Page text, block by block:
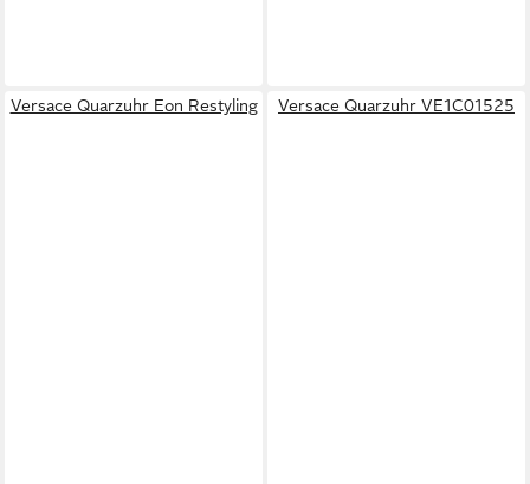
Versace Quarzuhr Eon Restyling Versace Quarzuhr VE1C01525